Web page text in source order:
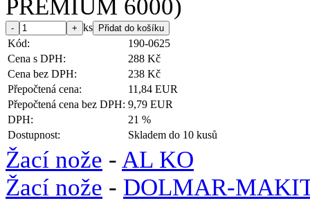
ks
Kód:
190-0625
Cena s DPH:
288 Kč
Cena bez DPH:
238 Kč
Přepočtená cena:
11,84 EUR
Přepočtená cena bez DPH: 9,79 EUR
DPH:
21 %
Dostupnost:
Skladem do 10 kusů
Žací nože - AL KO
Žací nože - DOLMAR-